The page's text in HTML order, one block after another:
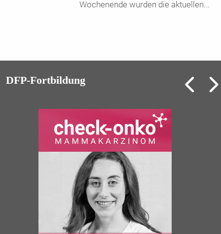
Wochenende wurden die aktuellen...
DFP-Fortbildung